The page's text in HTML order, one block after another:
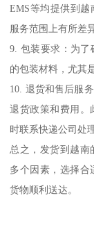
EMS等均提供到
服务范围上有所差
9. 包装要求：为了
的包装材料，尤其
10. 退货和售后服
退货政策和费用。
时联系快递公司处理
总之，发货到越南
多个因素，选择合
货物顺利送达。